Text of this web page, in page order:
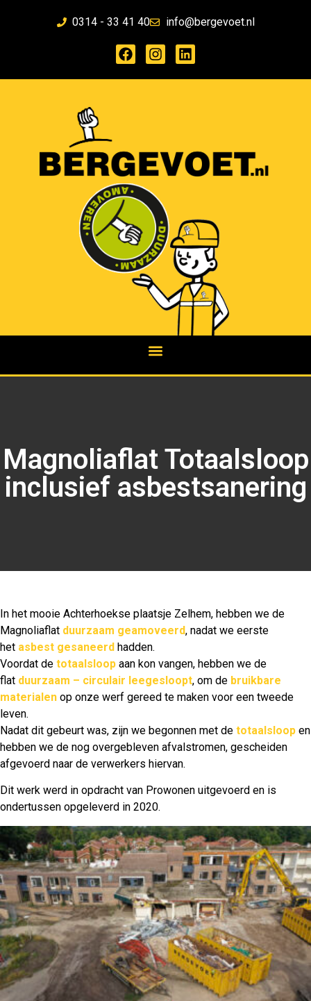
0314 - 33 41 40 info@bergevoet.nl
Magnoliaflat Totaalsloop
inclusief asbestsanering
In het mooie Achterhoekse plaatsje Zelhem, hebben we de
Magnoliaflat duurzaam geamoveerd, nadat we eerste
het asbest gesaneerd hadden.
Voordat de totaalsloop aan kon vangen, hebben we de
flat duurzaam – circulair leegesloopt, om de bruikbare
materialen op onze werf gereed te maken voor een tweede
leven.
Nadat dit gebeurt was, zijn we begonnen met de totaalsloop en
hebben we de nog overgebleven afvalstromen, gescheiden
afgevoerd naar de verwerkers hiervan.
Dit werk werd in opdracht van Prowonen uitgevoerd en is
ondertussen opgeleverd in 2020.